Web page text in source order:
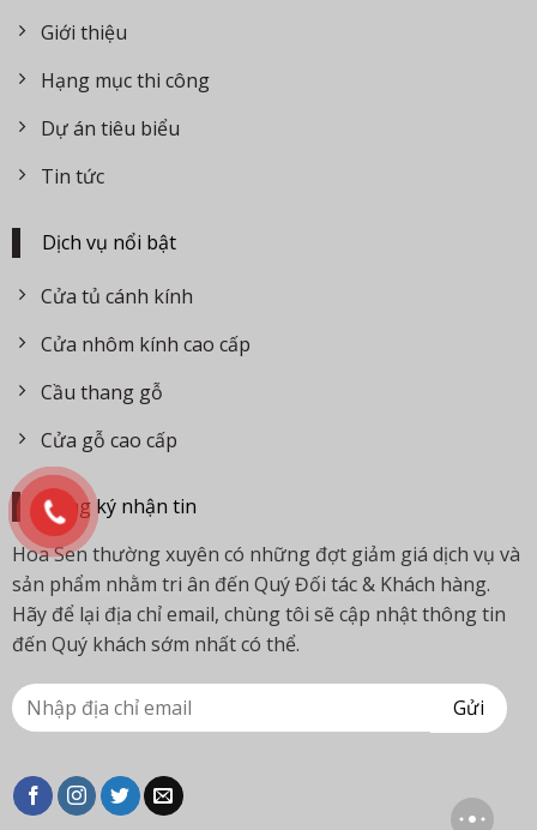
Giới thiệu
Hạng mục thi công
Dự án tiêu biểu
Tin tức
Dịch vụ nổi bật
Cửa tủ cánh kính
Cửa nhôm kính cao cấp
Cầu thang gỗ
Cửa gỗ cao cấp
Đăng ký nhận tin
Hoa Sen thường xuyên có những đợt giảm giá dịch vụ và
sản phẩm nhằm tri ân đến Quý Đối tác & Khách hàng.
Hãy để lại địa chỉ email, chùng tôi sẽ cập nhật thông tin
đến Quý khách sớm nhất có thể.